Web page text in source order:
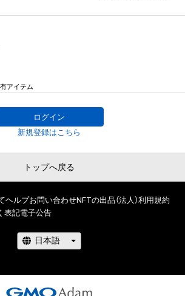
アイテム
ログイン
新規登録はこちら
トップへ戻る
ヘルプお問い合わせNFTの出品（法人）利用規約
表記電子公告